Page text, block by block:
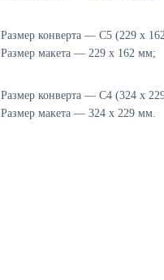
Размер конверта — C5 (229 х
Размер макета — 229 х 162 мм;
Размер конверта — C4 (324 х
Размер макета — 324 х 229 мм.